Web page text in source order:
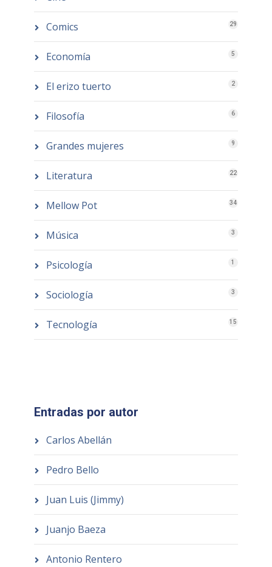
Comics 29
Economía 5
El erizo tuerto 2
Filosofía 6
Grandes mujeres 9
Literatura 22
Mellow Pot 34
Música 3
Psicología 1
Sociología 3
Tecnología 15
Entradas por autor
Carlos Abellán
Pedro Bello
Juan Luis (Jimmy)
Juanjo Baeza
Antonio Rentero